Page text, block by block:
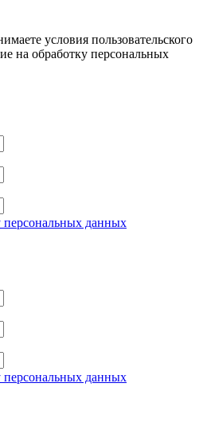
условия пользовательского
на обработку персональных
персональных данных
персональных данных